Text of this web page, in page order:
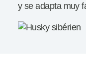
y se adapta muy